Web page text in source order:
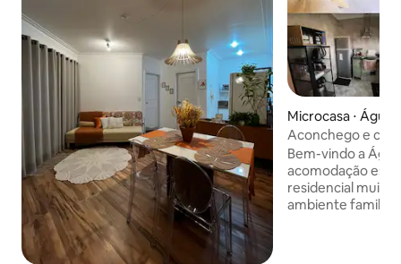
Microcasa ⋅
edro
Aconchego e
min do Thermas
Bem-vindo a ÁguasKit
acomodação está
residencial muito
ambiente